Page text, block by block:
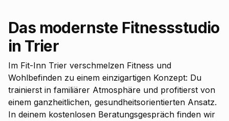
Das modernste Fitnessstudio
in Trier
Im Fit-Inn Trier verschmelzen Fitness und
Wohlbefinden zu einem einzigartigen Konzept: Du
trainierst in familiärer Atmosphäre und profitierst von
einem ganzheitlichen, gesundheitsorientierten Ansatz.
In deinem kostenlosen Beratungsgespräch finden wir